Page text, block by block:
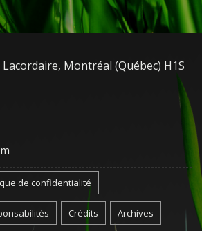
Montréal (Québec) H1S
de confidentialité
Crédits Archives